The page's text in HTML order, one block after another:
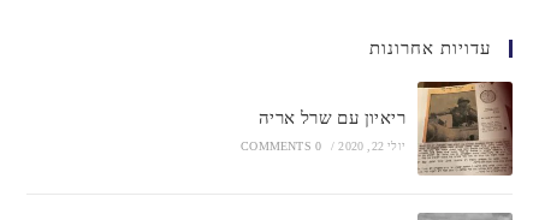
עדויות אחרונות
ריאיון עם שרל אריה
יולי 22, 2020 /
0 COMMENTS